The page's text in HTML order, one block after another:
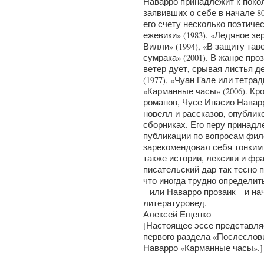
заявивших о себе в начале
его счету несколько
ежевики» (1983), «Ледяное
Вилли» (1994), «В защиту
сумрака» (2001). В жанре
ветер дует, срывая листья
(1977), «Чуан Гале или
«Карманные часы» (2006).
романов, Чусе Инасио
новелл и рассказов,
сборниках. Его перу
публикации по вопросам
зарекомендовал себя
также истории, лексики и
писательский дар так тесно
что иногда трудно
– или Наварро прозаик – и
литературовед.
Алексей Ещенко
[Настоящее эссе
первого раздела
Наварро «Карманные часы».]